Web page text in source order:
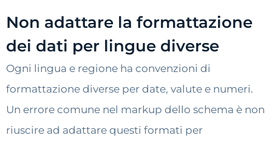
Non adattare la formattazione
dei dati per lingue diverse
Ogni lingua e regione ha convenzioni di
formattazione diverse per date, valute e numeri.
Un errore comune nel markup dello schema è non
riuscire ad adattare questi formati per